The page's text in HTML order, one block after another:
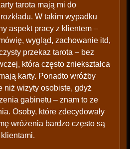
tarota mają mi do
W takim wypadku
aspekt pracy z klientem –
wygląd, zachowanie itd,
przekaz tarota – bez
która często zniekształca
karty. Ponadto wróżby
niż wizyty osobiste, gdyż
gabinetu – znam to ze
Osoby, które zdecydowały
wróżenia bardzo często są